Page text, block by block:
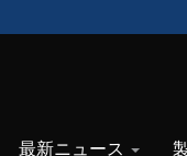
最新ニュース